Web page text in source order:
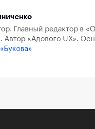
Главный редактор в
Автор «Адового UX».
«Букова»